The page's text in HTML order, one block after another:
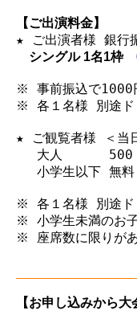
【ご出演料金】
★ ご出演者様 銀行
シングル 1名1枠
※ 事前振込で1000
※ 各１名様 別途ド
★ ご観覧者様 ＜当
大人　　　 500
小学生以下 無料
※ 各１名様 別途ド
※ 小学生未満のお子
※ 座席数に限りが
【お申し込みから